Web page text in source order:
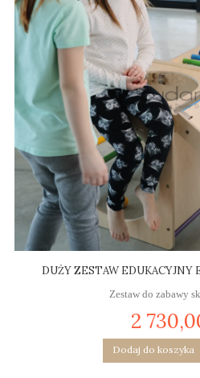
DUŻY ZESTAW EDUKACYJNY
Zestaw do zabawy
2
Dodaj do koszyka